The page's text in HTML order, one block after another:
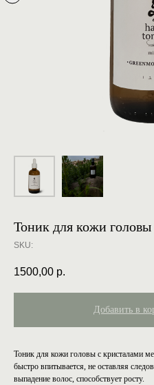
Тоник для кожи
SKU:
1500,00 р.
Добавить в
Тоник для кожи головы с кристалами
быстро впитывается, не оставляя
выпадение волос, способствует росту.